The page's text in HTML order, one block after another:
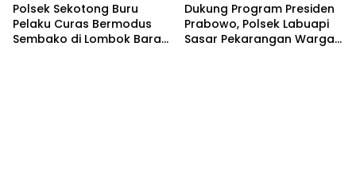
Polsek Sekotong Buru
Pelaku Curas Bermodus
Sembako di Lombok Barat,
Dukung Program Presiden
Prabowo, Polsek Labuapi
Sasar Pekarangan Warga